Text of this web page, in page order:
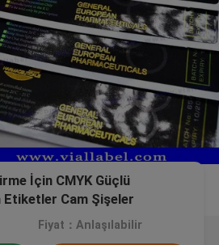
İçin CMYK Güçlü
Etiketler Cam Şişeler
etiketlerFiyat：Anlaşılabilir